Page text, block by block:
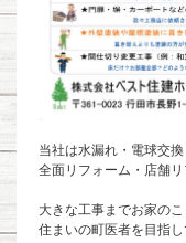
当社は水漏れ・電球交
全面リフォーム・店舗
大きな工事までお家の
住まいの町医者を目指し